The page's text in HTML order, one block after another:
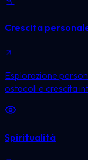
Crescita
Esplorazione
ostacoli e crescita
Spiritualità